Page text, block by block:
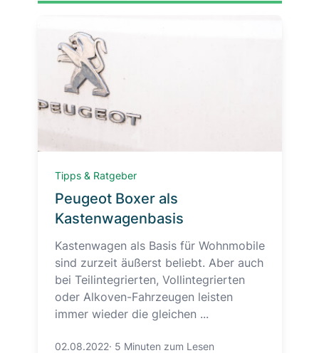
Tipps & Ratgeber
Peugeot Boxer als
Kastenwagenbasis
Kastenwagen als Basis für Wohnmobile
sind zurzeit äußerst beliebt. Aber auch
bei Teilintegrierten, Vollintegrierten
oder Alkoven-Fahrzeugen leisten
immer wieder die gleichen ...
02.08.2022· 5 Minuten zum Lesen